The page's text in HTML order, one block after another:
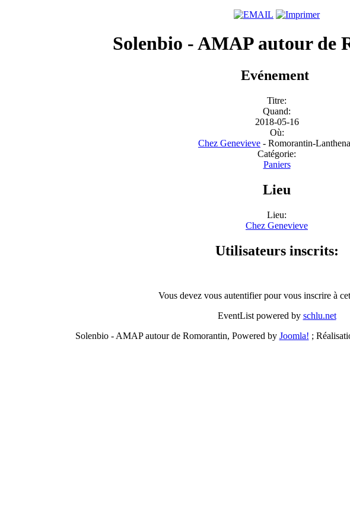
Solenbio - AMAP autour de
Evénement
Titre:
Quand:
2018-05-16
Où:
Chez Genevieve - Romorantin-
Catégorie:
Paniers
Lieu
Lieu:
Chez Genevieve
Utilisateurs inscrits:
Vous devez vous autentifier pour vous inscrire à
EventList powered by schlu.net
Solenbio - AMAP autour de Romorantin, Powered by Joomla! ;